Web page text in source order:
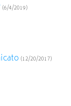
(6/4/2019)
(12/20/2017)